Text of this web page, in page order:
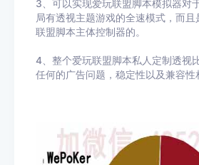
3、可以实现爱玩联盟脚本模拟器对
局有透视主题游戏的全速模式，而
联盟脚本主体控制器的。
4、整个爱玩联盟脚本私人定制透视
任何的广告问题，稳定性以及兼容性